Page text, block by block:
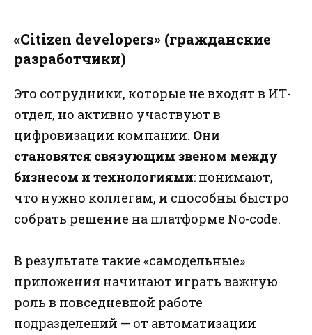
«Citizen developers» (гражданские
разработчики)
Это сотрудники, которые не входят в ИТ-
отдел, но активно участвуют в
цифровизации компании. Они
становятся связующим звеном между
бизнесом и технологиями: понимают,
что нужно коллегам, и способны быстро
собрать решение на платформе No-code.
В результате такие «самодельные»
приложения начинают играть важную
роль в повседневной работе
подразделений — от автоматизации